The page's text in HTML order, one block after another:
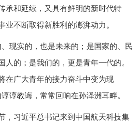
承和延续，又具有鲜明的新时代特
业不断取得新胜利的澎湃动力。
现实的，也是未来的；是国家的、民
人的；是我们的，更是青年一代的。
在广大青年的接力奋斗中变为现
谆教诲，常常回响在孙泽洲耳畔。
，习近平总书记来到中国航天科技集